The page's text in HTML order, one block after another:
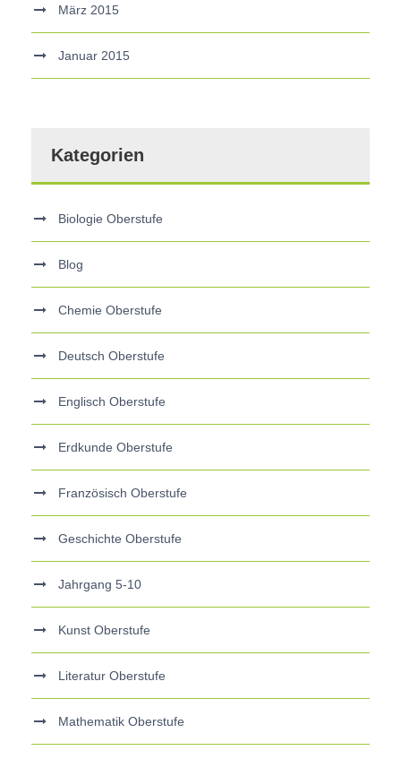
März 2015
Januar 2015
Kategorien
Biologie Oberstufe
Blog
Chemie Oberstufe
Deutsch Oberstufe
Englisch Oberstufe
Erdkunde Oberstufe
Französisch Oberstufe
Geschichte Oberstufe
Jahrgang 5-10
Kunst Oberstufe
Literatur Oberstufe
Mathematik Oberstufe